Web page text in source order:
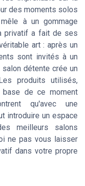
des moments solos
à un gommage
privatif a fait de ses
art : après un
sont invités à un
détente crée un
produits utilisés,
base de ce moment
qu'avec une
introduire un espace
meilleurs salons
ne pas vous laisser
dans votre propre